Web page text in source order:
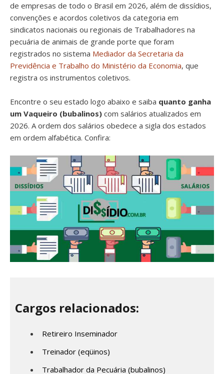
de empresas de todo o Brasil em 2026, além de dissídios,
convenções e acordos coletivos da categoria em
sindicatos nacionais ou regionais de Trabalhadores na
pecuária de animais de grande porte que foram
registrados no sistema Mediador da Secretaria da
Previdência e Trabalho do Ministério da Economia, que
registra os instrumentos coletivos.
Encontre o seu estado logo abaixo e saiba quanto ganha
um Vaqueiro (bubalinos) com salários atualizados em
2026. A ordem dos salários obedece a sigla dos estados
em ordem alfabética. Confira:
Cargos relacionados:
Retireiro Inseminador
Treinador (eqüinos)
Trabalhador da Pecuária (bubalinos)